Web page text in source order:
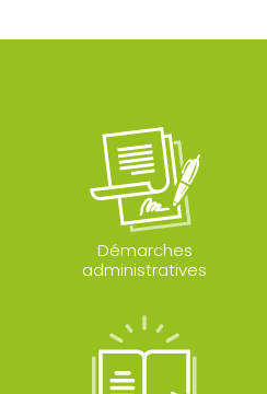
Démarches
administratives